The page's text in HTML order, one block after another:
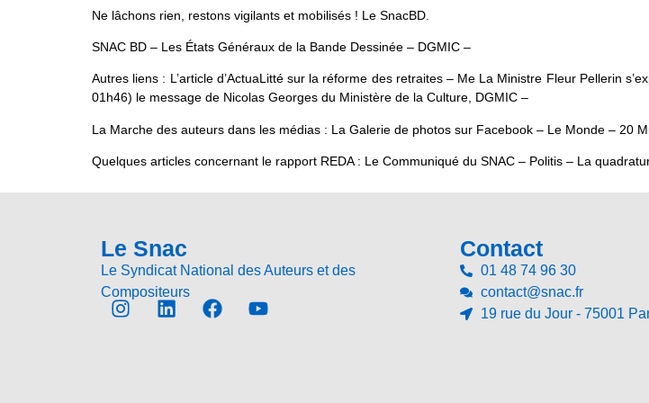
Ne lâchons rien, restons vigilants et mobilisés ! Le SnacBD.
SNAC BD – Les États Généraux de la Bande Dessinée – DGMIC –
Autres liens : L’article d’ActuaLitté sur la réforme des retraites – Me La Ministre Fleur Pellerin
01h46) le message de Nicolas Georges du Ministère de la Culture, DGMIC –
La Marche des auteurs dans les médias : La Galerie de photos sur Facebook – Le Monde – 20
Quelques articles concernant le rapport REDA : Le Communiqué du SNAC – Politis – La
Le Snac
Le Syndicat National des Auteurs et des
Compositeurs
Contact
01 48 74 96 30
contact@snac.fr
19 rue du Jour - 75001